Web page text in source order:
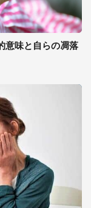
意味と自らの凋落